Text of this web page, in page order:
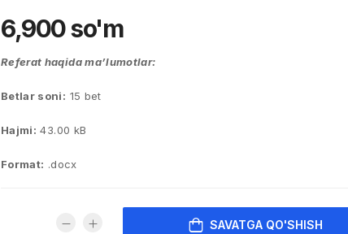
6,900so'm
Referat haqida ma’lumotlar:
Betlar soni: 15 bet
Hajmi: 43.00 kB
Format: .docx
SAVATGA QO'SHISH